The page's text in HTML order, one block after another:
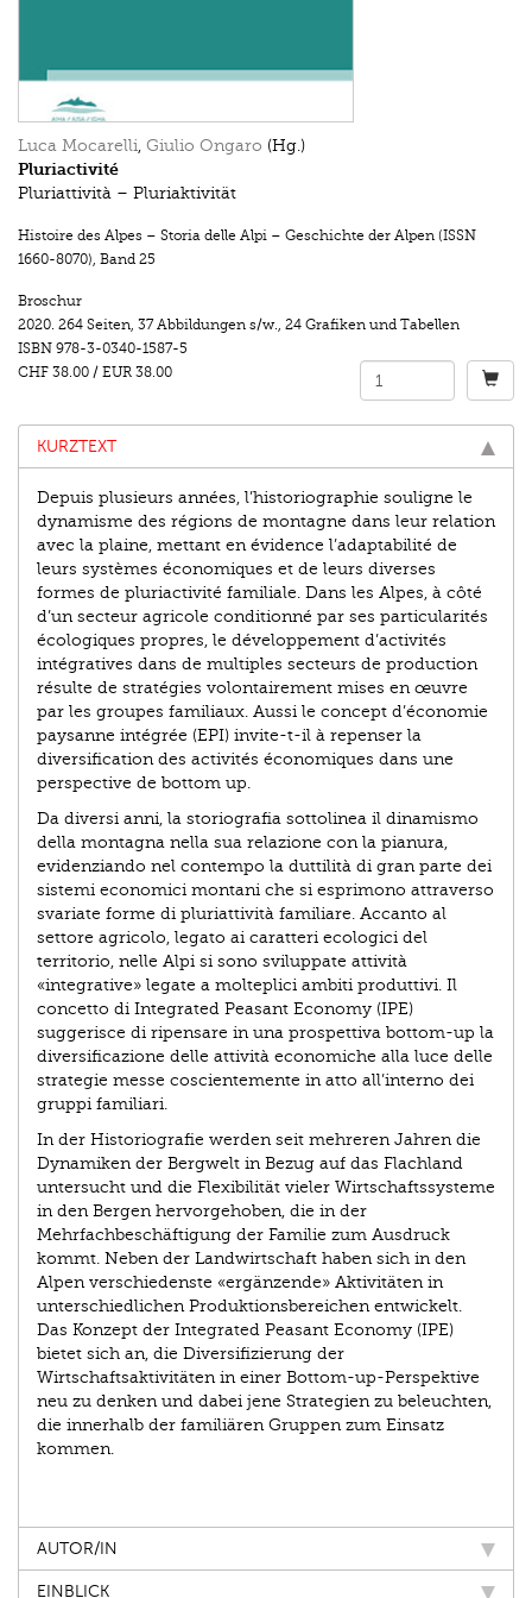
Luca Mocarelli, Giulio Ongaro (Hg.)
Pluriactivité
Pluriattività – Pluriaktivität
Histoire des Alpes – Storia delle Alpi – Geschichte der Alpen (ISSN
1660-8070), Band 25
Broschur
2020. 264 Seiten, 37 Abbildungen s/w., 24 Grafiken und Tabellen
ISBN 978-3-0340-1587-5
CHF 38.00 / EUR 38.00
KURZTEXT
Depuis plusieurs années, l’historiographie souligne le
dynamisme des régions de montagne dans leur relation
avec la plaine, mettant en évidence l’adaptabilité de
leurs systèmes économiques et de leurs diverses
formes de pluriactivité familiale. Dans les Alpes, à côté
d’un secteur agricole conditionné par ses particularités
écologiques propres, le développement d’activités
intégratives dans de multiples secteurs de production
résulte de stratégies volontairement mises en œuvre
par les groupes familiaux. Aussi le concept d’économie
paysanne intégrée (EPI) invite-t-il à repenser la
diversification des activités économiques dans une
perspective de bottom up.
Da diversi anni, la storiografia sottolinea il dinamismo
della montagna nella sua relazione con la pianura,
evidenziando nel contempo la duttilità di gran parte dei
sistemi economici montani che si esprimono attraverso
svariate forme di pluriattività familiare. Accanto al
settore agricolo, legato ai caratteri ecologici del
territorio, nelle Alpi si sono sviluppate attività
«integrative» legate a molteplici ambiti produttivi. Il
concetto di Integrated Peasant Economy (IPE)
suggerisce di ripensare in una prospettiva bottom-up la
diversificazione delle attività economiche alla luce delle
strategie messe coscientemente in atto all’interno dei
gruppi familiari.
In der Historiografie werden seit mehreren Jahren die
Dynamiken der Bergwelt in Bezug auf das Flachland
untersucht und die Flexibilität vieler Wirtschaftssysteme
in den Bergen hervorgehoben, die in der
Mehrfachbeschäftigung der Familie zum Ausdruck
kommt. Neben der Landwirtschaft haben sich in den
Alpen verschiedenste «ergänzende» Aktivitäten in
unterschied­lichen Produktionsbereichen entwickelt.
Das Konzept der Integrated Peasant Economy (IPE)
bietet sich an, die Diversifizierung der
Wirtschaftsaktivitäten in einer Bottom-up-Perspektive
neu zu denken und dabei jene Strategien zu beleuchten,
die innerhalb der familiären Gruppen zum Einsatz
kommen.
AUTOR/IN
EINBLICK